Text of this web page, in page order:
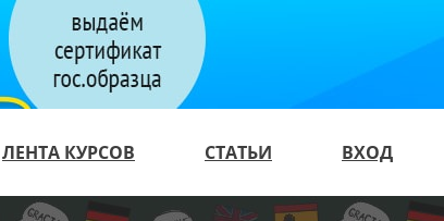
ЛЕНТА КУРСОВ СТАТЬИ ВХОД